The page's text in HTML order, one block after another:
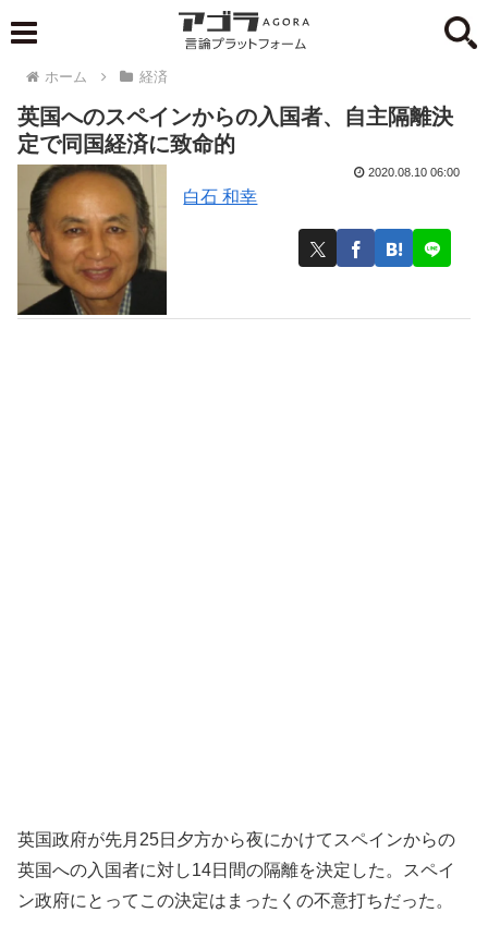
ホーム 経済
英国へのスペインからの入国者、自主隔離決
定で同国経済に致命的
白石 和幸
2020.08.10 06:00
英国政府が先月25日夕方から夜にかけてスペインからの
英国への入国者に対し14日間の隔離を決定した。スペイ
ン政府にとってこの決定はまったくの不意打ちだった。